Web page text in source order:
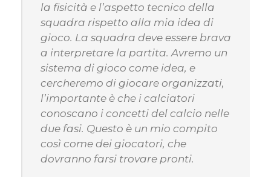
la fisicità e l’aspetto tecnico della
squadra rispetto alla mia idea di
gioco. La squadra deve essere brava
a interpretare la partita. Avremo un
sistema di gioco come idea, e
cercheremo di giocare organizzati,
l’importante è che i calciatori
conoscano i concetti del calcio nelle
due fasi. Questo è un mio compito
così come dei giocatori, che
dovranno farsi trovare pronti.